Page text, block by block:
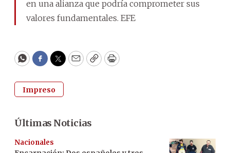
en una alianza que podría comprometer sus
valores fundamentales. EFE
WhatsApp
Facebook
Twitter
EmailCopyPrint
Impreso
Últimas Noticias
Nacionales